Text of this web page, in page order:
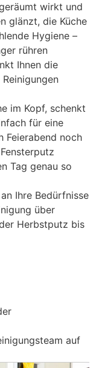
wirkt und
glänzt, die Küche
Hygiene –
rühren
Ihnen die
im Kopf, schenkt
für eine
Feierabend noch
Tag genau so
Ihre Bedürfnisse
über
Herbstputz bis
auf